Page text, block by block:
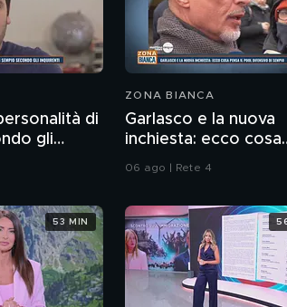
di
gli
ZONA BIANCA
Garlasco e la nuova
inchiesta: ecco cosa
pensa il pool
06 ago | Rete 4
53 MIN